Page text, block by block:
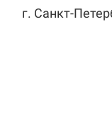
г. Санкт-